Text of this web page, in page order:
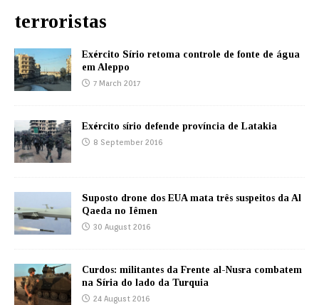
terroristas
Exército Sírio retoma controle de fonte de água
em Aleppo
7 March 2017
Exército sírio defende província de Latakia
8 September 2016
Suposto drone dos EUA mata três suspeitos da Al
Qaeda no Iêmen
30 August 2016
Curdos: militantes da Frente al-Nusra combatem
na Síria do lado da Turquia
24 August 2016